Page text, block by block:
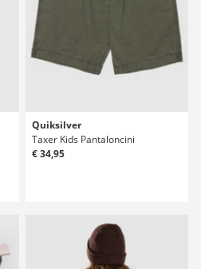
Quiksilver
Taxer Kids Pantaloncini
€ 34,95